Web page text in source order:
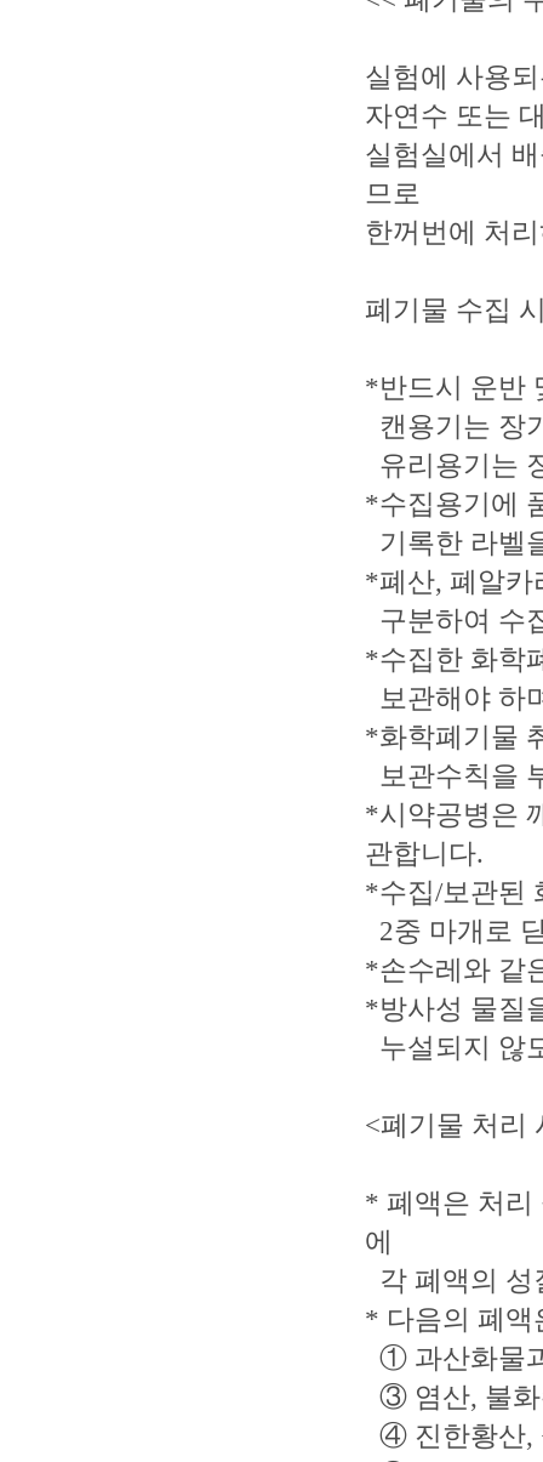
실험에 사용
자연수 또는
실험실에서
므로
한꺼번에 처
폐기물 수집
*반드시 운반
캔용기는 장
유리용기는
*수집용기에
기록한 라벨
*폐산, 폐알카
구분하여 수
*수집한 화학
보관해야 하
*화학폐기물
보관수칙을
*시약공병은
관합니다.
*수집/보관된
2중 마개로
*손수레와 같
*방사성 물질
누설되지 않
<폐기물 처리
* 폐액은 처리
에
각 폐액의 성
* 다음의 폐
① 과산화물
③ 염산, 불
④ 진한황산,